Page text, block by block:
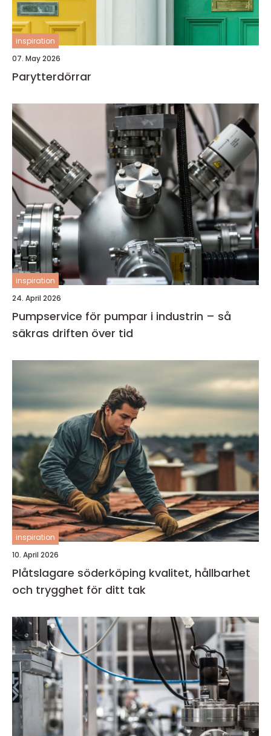
inspiration
07. May 2026
Parytterdörrar
inspiration
24. April 2026
Pumpservice för pumpar i industrin – så
säkras driften över tid
inspiration
10. April 2026
Plåtslagare söderköping kvalitet, hållbarhet
och trygghet för ditt tak